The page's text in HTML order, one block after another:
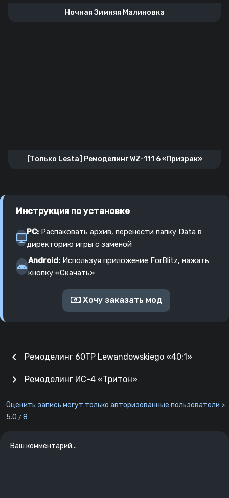
Ночная Зимняя Малиновка
[Только Lesta] Ремоделинг WZ-111 6 «Призрак»
Инструкция по установке
PC: Распаковать архив, перенести папку Data в
директорию игры с заменой
Android: Используя приложение ForBlitz, нажать
кнопку «Скачать»
Хочу заказать мод
chevron_left Ремоделинг 60TP Lewandowskiego «40:1»
Ремоделинг ИС-4 «Тритон»
chevron_right
Оценить запись могут только авторизованные пользователи >
5.0 / 8